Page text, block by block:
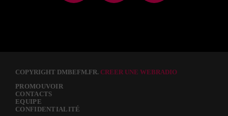
COPYRIGHT DMBEFM.FR. CREER UNE WEBRADIO
PROMOUVOIR
CONTACTS
EQUIPE
CONFIDENTIALITÉ